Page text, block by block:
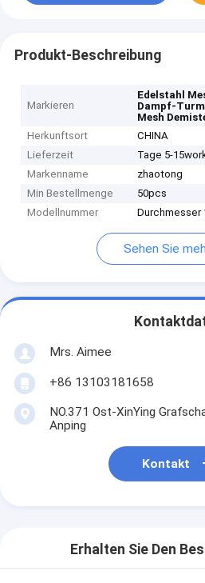
Produkt-Beschreibung
Markieren
Edelstahl
Dampf-
Mesh
Herkunftsort
CHINA
Lieferzeit
Tage 5-
Markenname
zhaotong
Min Bestellmenge
50pcs
Modellnummer
Durchmesser
Sehen Sie
Mrs. Aimee
+86 13103181658
NO.371 Ost-XinYing
Anping
Kontakt
Erhalten Sie Den